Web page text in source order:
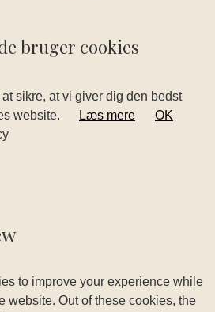
bruger cookies
sikre, at vi giver dig den bedst
website.
Læs mere
OK
to improve your experience while
website. Out of these cookies, the